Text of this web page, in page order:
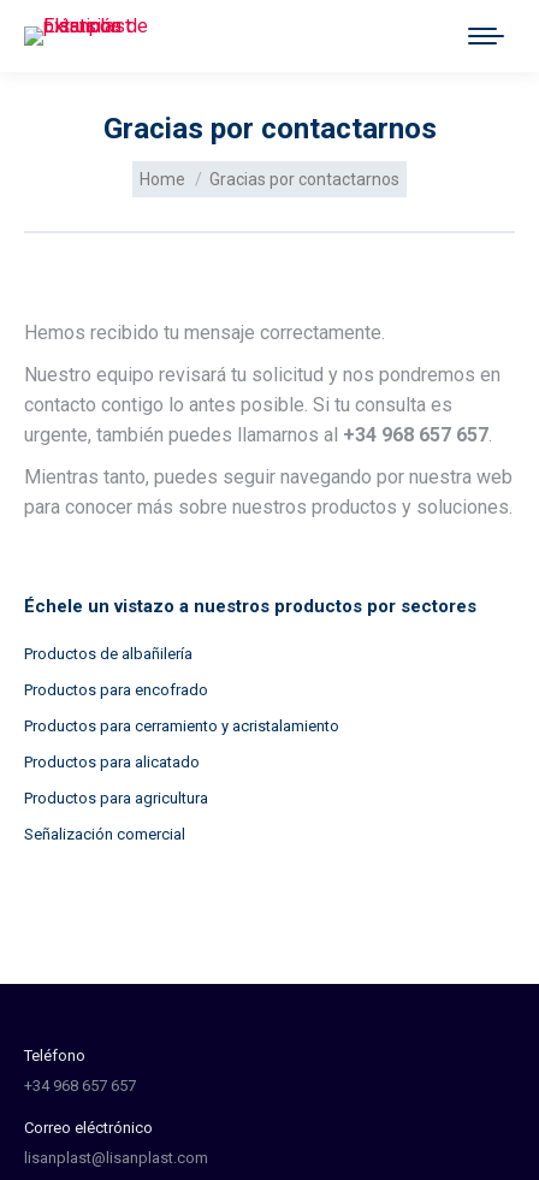
Gracias por contactarnos
You are here:
Home Gracias por contactarnos
Hemos recibido tu mensaje correctamente.
Nuestro equipo revisará tu solicitud y nos pondremos en
contacto contigo lo antes posible. Si tu consulta es
urgente, también puedes llamarnos al +34 968 657 657.
Mientras tanto, puedes seguir navegando por nuestra web
para conocer más sobre nuestros productos y soluciones.
Échele un vistazo a nuestros productos por sectores
Productos de albañilería
Productos para encofrado
Productos para cerramiento y acristalamiento
Productos para alicatado
Productos para agricultura
Señalización comercial
Teléfono
+34 968 657 657
Correo eléctrónico
lisanplast@lisanplast.com